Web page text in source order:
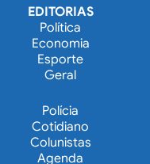
EDITORIAS
Política
Economia
Esporte
Geral
Polícia
Cotidiano
Colunistas
Agenda